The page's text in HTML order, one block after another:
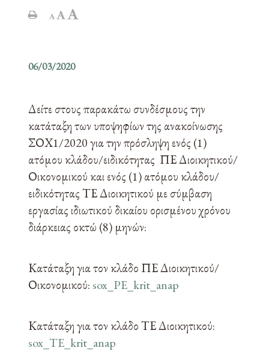
06/03/2020
Δείτε στους παρακάτω συνδέσμους την
κατάταξη των υποψηφίων της ανακοίνωσης
ΣΟΧ1/2020 για την πρόσληψη ενός (1)
ατόμου κλάδου/ειδικότητας ΠΕ Διοικητικού/
Οικονομικού και ενός (1) ατόμου κλάδου/
ειδικότητας ΤΕ Διοικητικού με σύμβαση
εργασίας ιδιωτικού δικαίου ορισμένου χρόνου
διάρκειας οκτώ (8) μηνών:
Κατάταξη για τον κλάδο ΠΕ Διοικητικού/
Οικονομικού:sox_PE_krit_anap
Κατάταξη για τον κλάδο ΤΕ Διοικητικού:
sox_TE_krit_anap